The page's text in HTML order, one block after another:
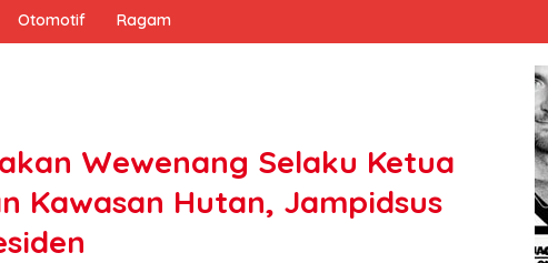
Otomotif Ragam
Wewenang Selaku Ketua
Kawasan Hutan, Jampidsus